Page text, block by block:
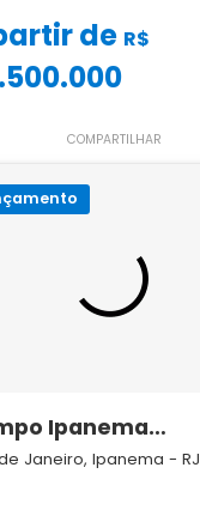
de R$
COMPARTILHAR
Ipanema
308
Janeiro, Ipanema - RJ